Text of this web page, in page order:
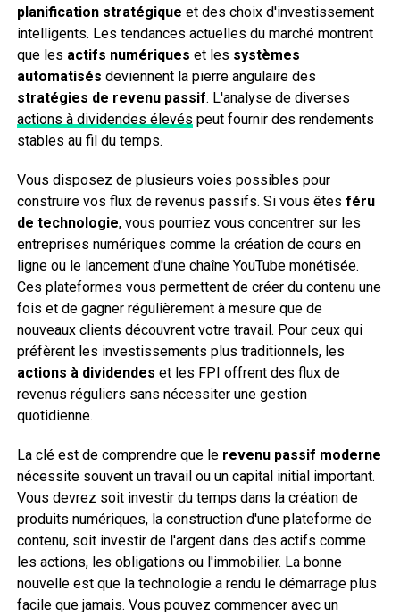
planification stratégique et des choix d'investissement
intelligents. Les tendances actuelles du marché montrent
que les actifs numériques et les systèmes
automatisés deviennent la pierre angulaire des
stratégies de revenu passif. L'analyse de diverses
actions à dividendes élevés peut fournir des rendements
stables au fil du temps.
Vous disposez de plusieurs voies possibles pour
construire vos flux de revenus passifs. Si vous êtes féru
de technologie, vous pourriez vous concentrer sur les
entreprises numériques comme la création de cours en
ligne ou le lancement d'une chaîne YouTube monétisée.
Ces plateformes vous permettent de créer du contenu une
fois et de gagner régulièrement à mesure que de
nouveaux clients découvrent votre travail. Pour ceux qui
préfèrent les investissements plus traditionnels, les
actions à dividendes et les FPI offrent des flux de
revenus réguliers sans nécessiter une gestion
quotidienne.
La clé est de comprendre que le revenu passif moderne
nécessite souvent un travail ou un capital initial important.
Vous devrez soit investir du temps dans la création de
produits numériques, la construction d'une plateforme de
contenu, soit investir de l'argent dans des actifs comme
les actions, les obligations ou l'immobilier. La bonne
nouvelle est que la technologie a rendu le démarrage plus
facile que jamais. Vous pouvez commencer avec un